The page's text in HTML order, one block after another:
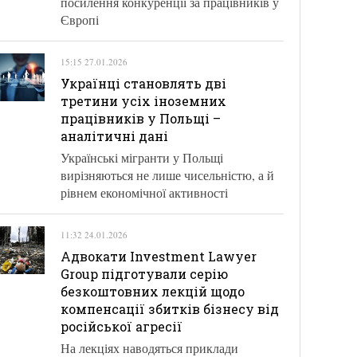
Європі
15:15 27.01.2026
Українці становлять дві
третини усіх іноземних
працівників у Польщі –
аналітичні дані
Українські мігранти у Польщі
вирізняються не лише чисельністю, а й
рівнем економічної активності
11:32 24.01.2026
Адвокати Investment Lawyer
Group підготували серію
безкоштовних лекцій щодо
компенсації збитків бізнесу від
російської агресії
На лекціях наводяться приклади